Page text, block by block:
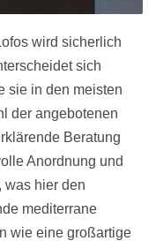
wird sicherlich
sich
sie in den meisten
der angebotenen
Beratung
Anordnung und
was hier den
mediterrane
wie eine großartige